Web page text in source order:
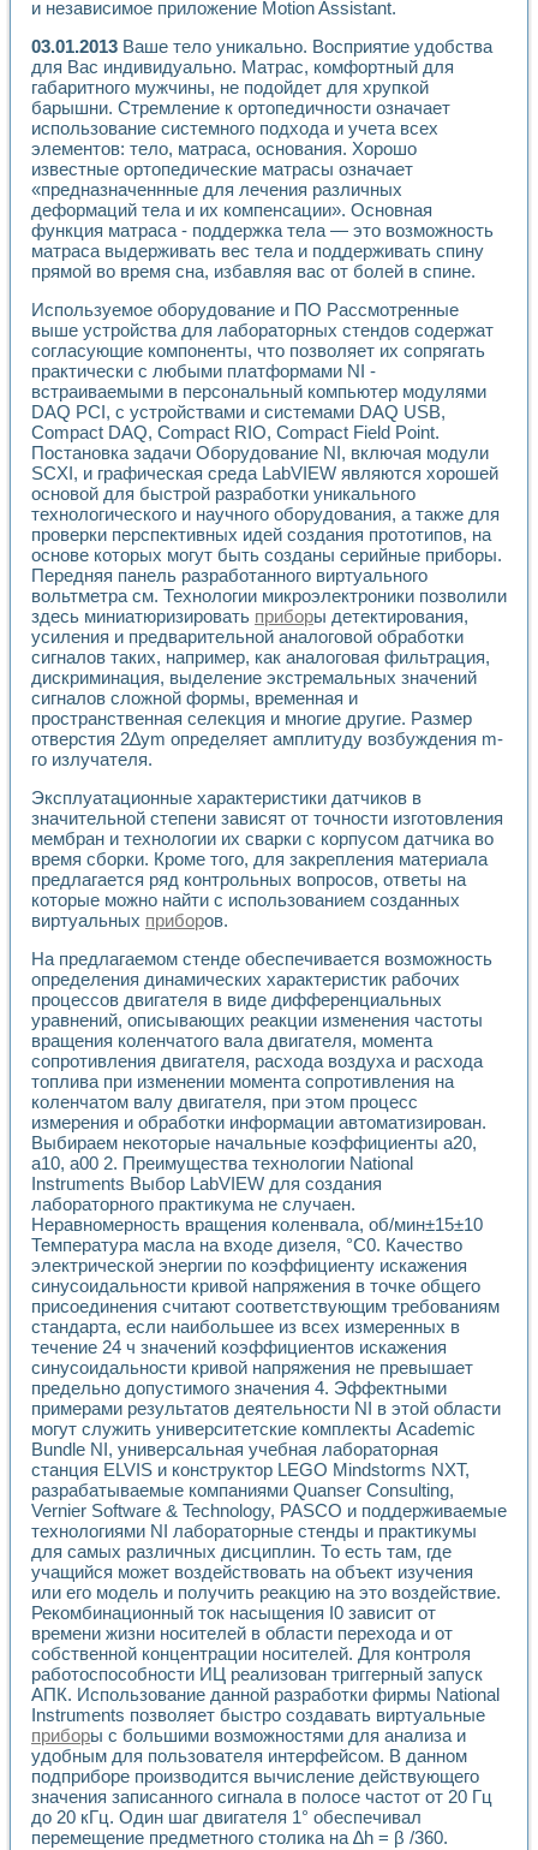
Применение LabVIEW для исследования течения в
Создание виртуальной работы «Изучение магнитных
Обратный маятник
Устройство для изучения основ интерфейсов обмена по
Лабораторный практикум: изучение адиабатического
Стенд для исследования электрических переходных
Система статистической обработки результатов
Автоматизация лазерно-плазменных измерений с
Модельно-измерительный комплекс. Назначение. Состав.
Использование технологий NATIONAL INSTRUMENTS
Учебный практикум "Спектральный и корреляционный
Учебный стенд для исследования принципа действия
Виртуальный лабораторный практикум для изучения
Управление роботом ТУР-10 средствами LabVIEW
Аппаратно-программный комплекс для исследования
Автоматизированный дистанционный лабораторный
Исследование возможности реставрации одномерных
Использование технологий NATIONAL INSTRUMENTS в
Разработка модификаций алгоритма полигармонической
Учебный стенд для исследования принципа действия
Виртуальная система поддержки принимаемых решений в
Преемственность дисциплин «Моделирование систем» и
Универсальный стенд для исследования электрических
Лабораторные практикумы по информационно-
Виртуальный измеритель частотных характеристик на
Лабораторный практикум по основам теории Коммутации
Разработка виртуальной лабораторной работы
Виртуальные практикумы по электротехнике в среде
Из опыта внедрения в рамках национального проекта
Исследование эффективности решателей
Опыт разработки LabVIEW лабораторных практикумов
Проблемы повышения качества образования и
Развитие LabVIEW лабораторного практикума по
Усовершенствованные алгоритмы частотного анализа
Об опыте работы учебного центра «Технологии
Технологии NI в магистерской программе «Прикладная
Система диагностики двигателей постоянного тока
Автоматизированный стенд формирования
Лабораторный практикум по курсу ИИС на базе
Академические и отраслевые институты
Учебные заведения
Бизнес
Контакты
и независимое приложение Motion Assistant.
03.01.2013 Ваше тело уникально. Восприятие удобства
для Вас индивидуально. Матрас, комфортный для
габаритного мужчины, не подойдет для хрупкой
барышни. Стремление к ортопедичности означает
использование системного подхода и учета всех
элементов: тело, матраса, основания. Хорошо
известные ортопедические матрасы означает
«предназначеннные для лечения различных
деформаций тела и их компенсации». Основная
функция матраса - поддержка тела — это возможность
матраса выдерживать вес тела и поддерживать спину
прямой во время сна, избавляя вас от болей в спине.
Используемое оборудование и ПО Рассмотренные
выше устройства для лабораторных стендов содержат
согласующие компоненты, что позволяет их сопрягать
практически с любыми платформами NI -
встраиваемыми в персональный компьютер модулями
DAQ PCI, с устройствами и системами DAQ USB,
Compact DAQ, Compact RIO, Compact Field Point.
Постановка задачи Оборудование NI, включая модули
SCXI, и графическая среда LabVIEW являются хорошей
основой для быстрой разработки уникального
технологического и научного оборудования, а также для
проверки перспективных идей создания прототипов, на
основе которых могут быть созданы серийные приборы.
Передняя панель разработанного виртуального
вольтметра см. Технологии микроэлектроники позволили
здесь миниатюризировать приборы детектирования,
усиления и предварительной аналоговой обработки
сигналов таких, например, как аналоговая фильтрация,
дискриминация, выделение экстремальных значений
сигналов сложной формы, временная и
пространственная селекция и многие другие. Размер
отверстия 2∆ym определяет амплитуду возбуждения m-
го излучателя.
Эксплуатационные характеристики датчиков в
значительной степени зависят от точности изготовления
мембран и технологии их сварки с корпусом датчика во
время сборки. Кроме того, для закрепления материала
предлагается ряд контрольных вопросов, ответы на
которые можно найти с использованием созданных
виртуальных приборов.
На предлагаемом стенде обеспечивается возможность
определения динамических характеристик рабочих
процессов двигателя в виде дифференциальных
уравнений, описывающих реакции изменения частоты
вращения коленчатого вала двигателя, момента
сопротивления двигателя, расхода воздуха и расхода
топлива при изменении момента сопротивления на
коленчатом валу двигателя, при этом процесс
измерения и обработки информации автоматизирован.
Выбираем некоторые начальные коэффициенты a20,
a10, a00 2. Преимущества технологии National
Instruments Выбор LabVIEW для создания
лабораторного практикума не случаен.
Неравномерность вращения коленвала, об/мин±15±10
Температура масла на входе дизеля, °С0. Качество
электрической энергии по коэффициенту искажения
синусоидальности кривой напряжения в точке общего
присоединения считают соответствующим требованиям
стандарта, если наибольшее из всех измеренных в
течение 24 ч значений коэффициентов искажения
синусоидальности кривой напряжения не превышает
предельно допустимого значения 4. Эффектными
примерами результатов деятельности NI в этой области
могут служить университетские комплекты Academic
Bundle NI, универсальная учебная лабораторная
станция ELVIS и конструктор LEGO Mindstorms NXT,
разрабатываемые компаниями Quanser Consulting,
Vernier Software & Technology, PASCO и поддерживаемые
технологиями NI лабораторные стенды и практикумы
для самых различных дисциплин. То есть там, где
учащийся может воздействовать на объект изучения
или его модель и получить реакцию на это воздействие.
Рекомбинационный ток насыщения I0 зависит от
времени жизни носителей в области перехода и от
собственной концентрации носителей. Для контроля
работоспособности ИЦ реализован триггерный запуск
АПК. Использование данной разработки фирмы National
Instruments позволяет быстро создавать виртуальные
приборы с большими возможностями для анализа и
удобным для пользователя интерфейсом. В данном
подприборе производится вычисление действующего
значения записанного сигнала в полосе частот от 20 Гц
до 20 кГц. Один шаг двигателя 1° обеспечивал
перемещение предметного столика на ∆h = β /360.